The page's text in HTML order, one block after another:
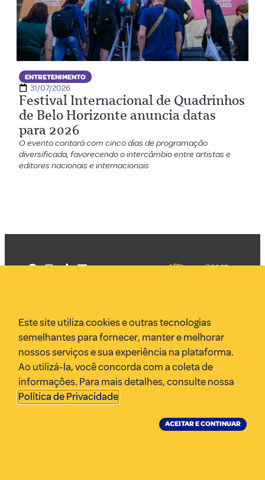
ENTRETENIMENTO
31/07/2026
Festival Internacional de Quadrinhos
de Belo Horizonte anuncia datas
para 2026
O evento contará com cinco dias de programação
diversificada, favorecendo o intercâmbio entre artistas e
editores nacionais e internacionais
VR Assessoria
Parcerias
Envie uma pauta
Anuncie
©2025
Este site utiliza cookies e outras tecnologias
semelhantes para fornecer, manter e melhorar
nossos serviços e sua experiência na plataforma.
Ao utilizá-la, você concorda com a coleta de
informações. Para mais detalhes, consulte nossa
Política de Privacidade.
ACEITAR E CONTINUAR